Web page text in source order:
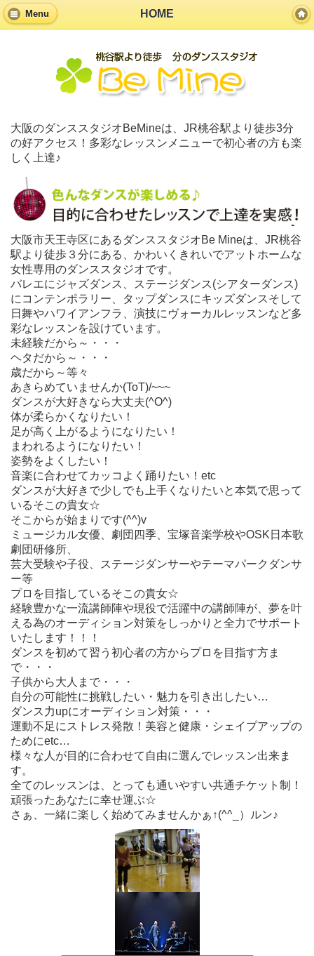
Menu HOME
大阪のダンススタジオBeMineは、JR桃谷駅より徒歩3分
の好アクセス！多彩なレッスンメニューで初心者の方も楽
しく上達♪
大阪市天王寺区にあるダンススタジオBe Mineは、JR桃谷
駅より徒歩３分にある、かわいくきれいでアットホームな
女性専用のダンススタジオです。
バレエにジャズダンス、ステージダンス(シアターダンス)
にコンテンポラリー、タップダンスにキッズダンスそして
日舞やハワイアンフラ、演技にヴォーカルレッスンなど多
彩なレッスンを設けています。
未経験だから～・・・
ヘタだから～・・・
歳だから～等々
あきらめていませんか(ToT)/~~~
ダンスが大好きなら大丈夫(^O^)
体が柔らかくなりたい！
足が高く上がるようになりたい！
まわれるようになりたい！
姿勢をよくしたい！
音楽に合わせてカッコよく踊りたい！etc
ダンスが大好きで少しでも上手くなりたいと本気で思って
いるそこの貴女☆
そこからが始まりです(^^)v
ミュージカル女優、劇団四季、宝塚音楽学校やOSK日本歌
劇団研修所、
芸大受験や子役、ステージダンサーやテーマパークダンサ
ー等
プロを目指しているそこの貴女☆
経験豊かな一流講師陣や現役で活躍中の講師陣が、夢を叶
える為のオーディション対策をしっかりと全力でサポート
いたします！！！
ダンスを初めて習う初心者の方からプロを目指す方ま
で・・・
子供から大人まで・・・
自分の可能性に挑戦したい・魅力を引き出したい…
ダンス力upにオーディション対策・・・
運動不足にストレス発散！美容と健康・シェイプアップの
ためにetc…
様々な人が目的に合わせて自由に選んでレッスン出来ま
す。
全てのレッスンは、とっても通いやすい共通チケット制！
頑張ったあなたに幸せ運ぶ☆
さぁ、一緒に楽しく始めてみませんかぁ↑(^^_）ルン♪